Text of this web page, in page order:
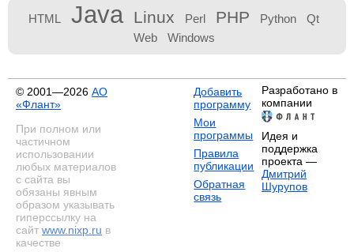
HTML Java Linux Perl PHP Python
Qt
Web
Windows
© 2001—2026 АО
«Флант»
При полном или
частичном
использовании
любых материалов
с сайта вы
обязаны явным
образом указывать
гиперссылку на
сайт www.nixp.ru в
качестве
Добавить
программу
Мои
программы
Правила
публикации
Обратная
связь
Разработано в
компании
Идея и
поддержка
проекта —
Дмитрий
Шурупов